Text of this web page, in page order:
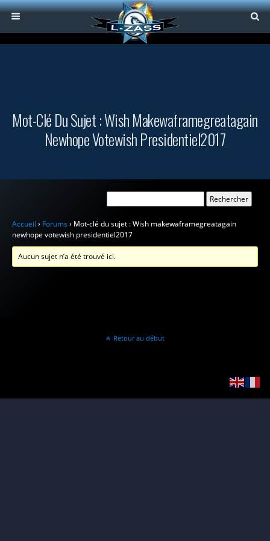
Mot-Clé Du Sujet : Wish Makewaframegreatagain
Newhope Votewish Presidentiel2017
Accueil › Forums › Mot-clé du sujet : Wish makewaframegreatagain
newhope votewish presidentiel2017
Aucun sujet n’a été trouvé ici.
Retour au début